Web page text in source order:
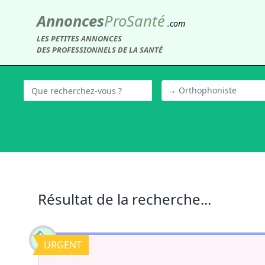
AnnoncesProSanté .com
LES PETITES ANNONCES
DES PROFESSIONNELS DE LA SANTÉ
→ Orthophoniste
Résultat de la recherche...
URGENT